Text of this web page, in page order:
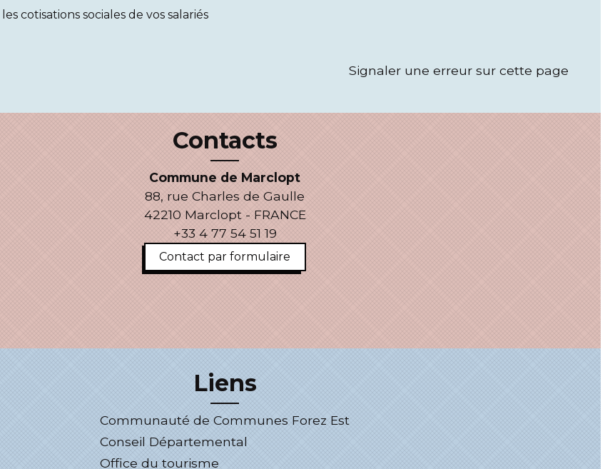
cotisations sociales de vos salariés
Signaler une erreur sur cette page
Contacts
Commune de Marclopt
88, rue Charles de Gaulle
42210 Marclopt - FRANCE
+33 4 77 54 51 19
Contact par formulaire
Liens
Communauté de Communes Forez Est
Conseil Départemental
Office du tourisme